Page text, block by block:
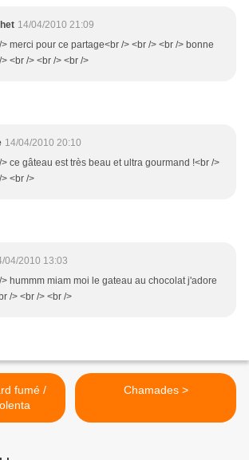
14/04/2010 21:09
merci pour ce partage<br /> <br /> <br /> bonne
<br /> <br /> <br />
14/04/2010 20:10
ce gâteau est très beau et ultra gourmand !<br />
<br />
04/2010 13:03
> hummm miam moi le gateau au chocolat j'adore
/> <br /> <br />
Chamades >